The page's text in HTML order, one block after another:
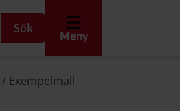
Sök
Meny
/ Exempelmall